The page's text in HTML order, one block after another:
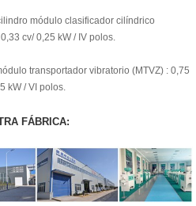
módulo clasificador cilíndrico
cv/ 0,25 kW / IV polos.
transportador vibratorio (MTVZ) : 0,75
kW / VI polos.
FÁBRICA: